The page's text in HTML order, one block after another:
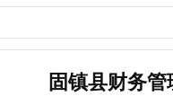
固镇县财务